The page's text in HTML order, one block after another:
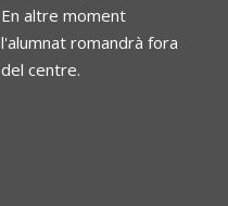
En altre moment
l'alumnat romandrà fora
del centre.